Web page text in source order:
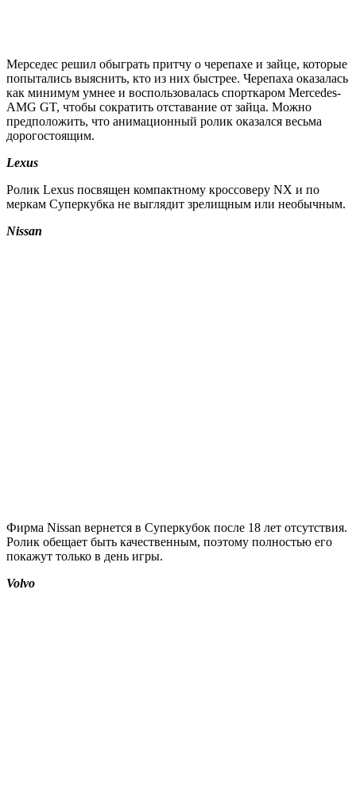
Мерседес решил обыграть притчу о черепахе и зайце, которые
попытались выяснить, кто из них быстрее. Черепаха оказалась
как минимум умнее и воспользовалась спорткаром Mercedes-
AMG GT, чтобы сократить отставание от зайца. Можно
предположить, что анимационный ролик оказался весьма
дорогостоящим.
Lexus
Ролик Lexus посвящен компактному кроссоверу NX и по
меркам Суперкубка не выглядит зрелищным или необычным.
Nissan
Фирма Nissan вернется в Суперкубок после 18 лет отсутствия.
Ролик обещает быть качественным, поэтому полностью его
покажут только в день игры.
Volvo